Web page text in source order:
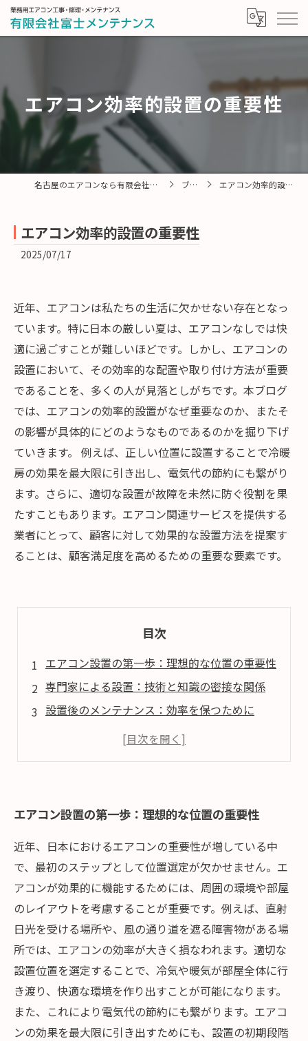
エアコン効率的設置の重要性
名古屋のエアコンなら有限会社富士メンテナンス ブログ エアコン効率的設置の重要性
エアコン効率的設置の重要性
2025/07/17
近年、エアコンは私たちの生活に欠かせない存在となっ
ています。特に日本の厳しい夏は、エアコンなしでは快
適に過ごすことが難しいほどです。しかし、エアコンの
設置において、その効率的な配置や取り付け方法が重要
であることを、多くの人が見落としがちです。本ブログ
では、エアコンの効率的設置がなぜ重要なのか、またそ
の影響が具体的にどのようなものであるのかを掘り下げ
ていきます。 例えば、正しい位置に設置することで冷暖
房の効果を最大限に引き出し、電気代の節約にも繋がり
ます。さらに、適切な設置が故障を未然に防ぐ役割を果
たすこともあります。エアコン関連サービスを提供する
業者にとって、顧客に対して効果的な設置方法を提案す
ることは、顧客満足度を高めるための重要な要素です。
目次
エアコン設置の第一歩：理想的な位置の重要性
専門家による設置：技術と知識の密接な関係
設置後のメンテナンス：効率を保つために
顧客満足度の向上：正しい設置の意義
エアコン設置の第一歩：理想的な位置の重要性
近年、日本におけるエアコンの重要性が増している中
で、最初のステップとして位置選定が欠かせません。エ
アコンが効果的に機能するためには、周囲の環境や部屋
のレイアウトを考慮することが重要です。例えば、直射
日光を受ける場所や、風の通り道を遮る障害物がある場
所では、エアコンの効率が大きく損なわれます。適切な
設置位置を選定することで、冷気や暖気が部屋全体に行
き渡り、快適な環境を作り出すことが可能になります。
また、これにより電気代の節約にも繋がります。エアコ
ンの効果を最大限に引き出すためにも、設置の初期段階